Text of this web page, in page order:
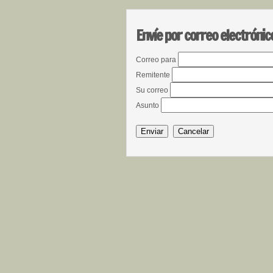
Envíe por correo
Correo para
Remitente
Su correo
Asunto
Enviar Cancelar